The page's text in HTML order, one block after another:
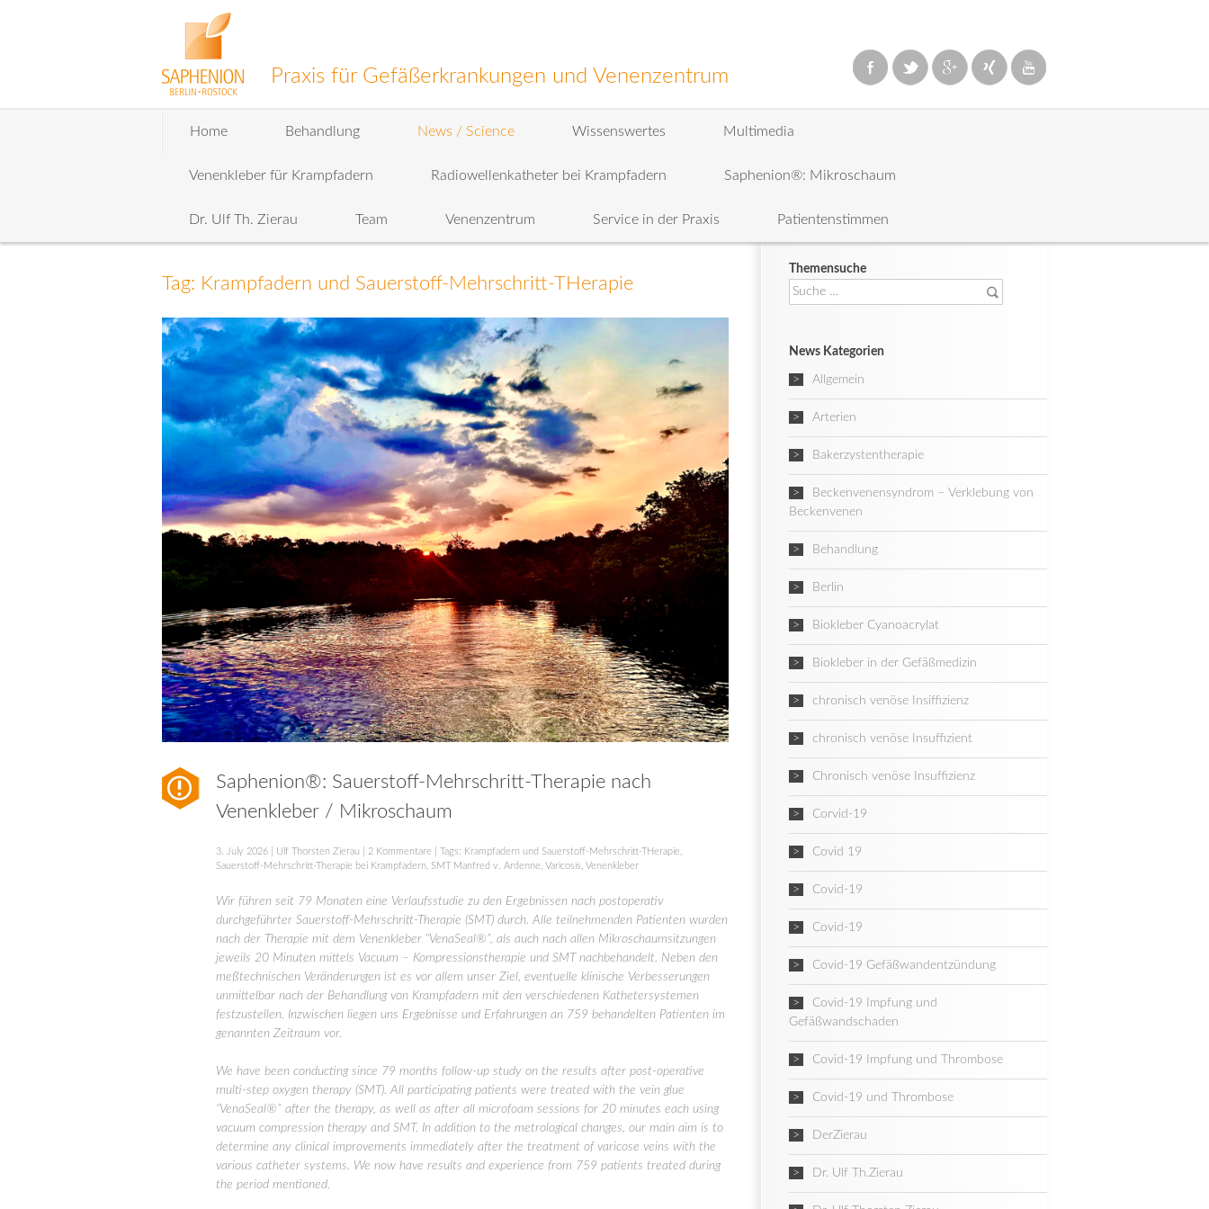
Praxis für Gefäßerkrankungen und Venenzentrum
Home Behandlung News / Science Wissenswertes Multimedia
Venenkleber für Krampfadern Radiowellenkatheter bei Krampfadern Saphenion®: Mikroschaum
Dr. Ulf Th. Zierau Team Venenzentrum Service in der Praxis Patientenstimmen
Tag: Krampfadern und Sauerstoff-Mehrschritt-THerapie
Saphenion®: Sauerstoff-Mehrschritt-Therapie nach
Venenkleber / Mikroschaum
3. July 2026 Ulf Thorsten Zierau 2 Kommentare | Tags: Krampfadern und Sauerstoff-Mehrschritt-THerapie
Sauerstoff-Mehrschritt-Therapie bei Krampfadern SMT Manfred v. Ardenne Varicosis Venenkleber
Wir führen seit 79 Monaten eine Verlaufsstudie zu den Ergebnissen nach postoperativ
durchgeführter Sauerstoff-Mehrschritt-Therapie (SMT) durch. Alle teilnehmenden Patienten wurden
nach der Therapie mit dem Venenkleber “VenaSeal®”, als auch nach allen Mikroschaumsitzungen
jeweils 20 Minuten mittels Vacuum – Kompressionstherapie und SMT nachbehandelt. Neben den
meßtechnischen Veränderungen ist es vor allem unser Ziel, eventuelle klinische Verbesserungen
unmittelbar nach der Behandlung von Krampfadern mit den verschiedenen Kathetersystemen
festzustellen. Inzwischen liegen uns Ergebnisse und Erfahrungen an 759 behandelten Patienten im
genannten Zeitraum vor.
We have been conducting since 79 months follow-up study on the results after post-operative
multi-step oxygen therapy (SMT). All participating patients were treated with the vein glue
“VenaSeal®” after the therapy, as well as after all microfoam sessions for 20 minutes each using
vacuum compression therapy and SMT. In addition to the metrological changes, our main aim is to
determine any clinical improvements immediately after the treatment of varicose veins with the
various catheter systems. We now have results and experience from 759 patients treated during
the period mentioned.
Themensuche
Suche
nach:
News Kategorien
Allgemein
Arterien
Bakerzystentherapie
Beckenvenensyndrom – Verklebung von
Beckenvenen
Behandlung
Berlin
Biokleber Cyanoacrylat
Biokleber in der Gefäßmedizin
chronisch venöse Insiffizienz
chronisch venöse Insuffizient
Chronisch venöse Insuffizienz
Corvid-19
Covid 19
Covid-19
Covid-19
Covid-19 Gefäßwandentzündung
Covid-19 Impfung und
Gefäßwandschaden
Covid-19 Impfung und Thrombose
Covid-19 und Thrombose
DerZierau
Dr. Ulf Th.Zierau